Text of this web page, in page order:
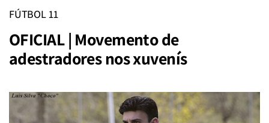
FÚTBOL 11
OFICIAL | Movemento de
adestradores nos xuvenís